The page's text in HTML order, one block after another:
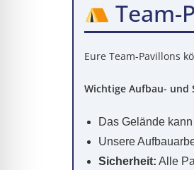
Team-
Eure Team-Pavillons
Wichtige Aufbau- und
Das Gelände kann
Unsere
Sicherheit: Alle